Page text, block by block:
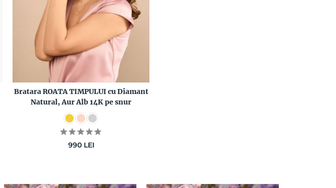
Bratara ROATA TIMPULUI cu Diamant
Natural, Aur Alb 14K pe snur
990 LEI